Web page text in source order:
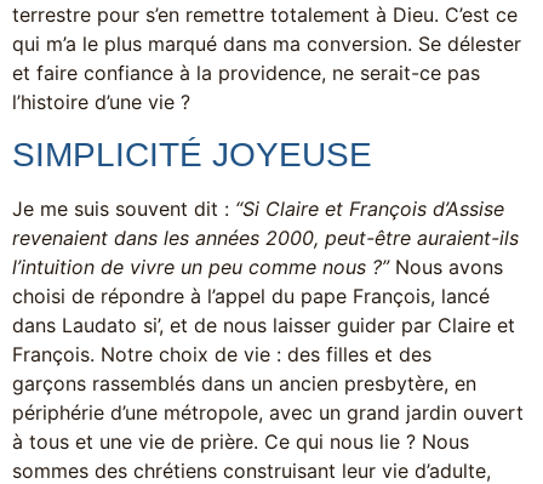
terrestre pour s’en remettre totalement à Dieu. C’est ce
qui m’a le plus marqué dans ma conversion. Se délester
et faire confiance à la providence, ne serait-ce pas
l’histoire d’une vie ?
SIMPLICITÉ JOYEUSE
Je me suis souvent dit : “Si Claire et François d’Assise
revenaient dans les années 2000, peut-être auraient-ils
l’intuition de vivre un peu comme nous ?”Nous avons
choisi de répondre à l’appel du pape François, lancé
dans Laudato si’, et de nous laisser guider par Claire et
François. Notre choix de vie : des filles et des
garçons rassemblés dans un ancien presbytère, en
périphérie d’une métropole, avec un grand jardin ouvert
à tous et une vie de prière. Ce qui nous lie ? Nous
sommes des chrétiens construisant leur vie d’adulte,